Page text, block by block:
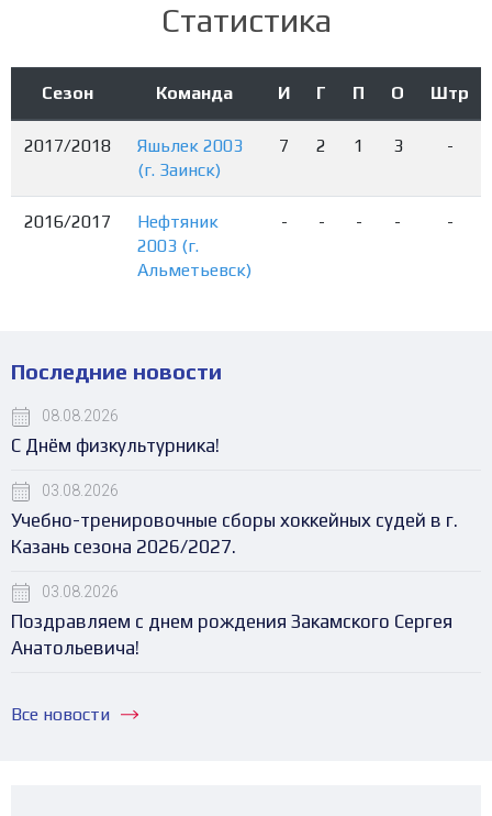
Статистика
Сезон Команда И Г П О Штр
2017/2018
Яшьлек 2003
(г. Заинск)
7 2 1 3 -
2016/2017
Нефтяник
2003 (г.
Альметьевск)
- - - - -
Последние новости
08.08.2026
С Днём физкультурника!
03.08.2026
Учебно-тренировочные сборы хоккейных судей в г.
Казань сезона 2026/2027.
03.08.2026
Поздравляем с днем рождения Закамского Сергея
Анатольевича!
Все новости